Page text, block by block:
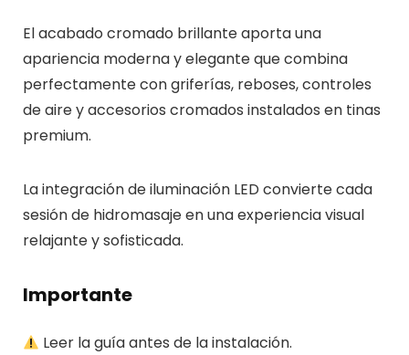
El acabado cromado brillante aporta una
apariencia moderna y elegante que combina
perfectamente con griferías, reboses, controles
de aire y accesorios cromados instalados en tinas
premium.
La integración de iluminación LED convierte cada
sesión de hidromasaje en una experiencia visual
relajante y sofisticada.
Importante
Leer la guía antes de la instalación.